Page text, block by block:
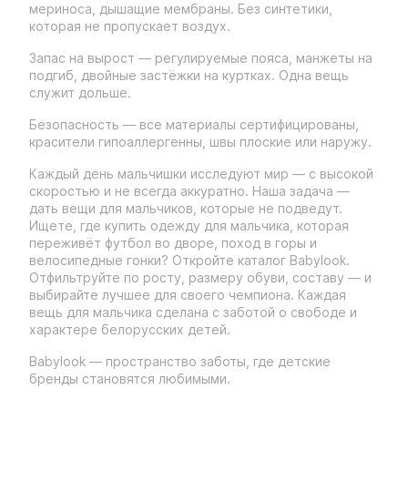
мериноса, дышащие мембраны. Без синтетики,
которая не пропускает воздух.
Запас на вырост — регулируемые пояса, манжеты на
подгиб, двойные застёжки на куртках. Одна вещь
служит дольше.
Безопасность — все материалы сертифицированы,
красители гипоаллергенны, швы плоские или наружу.
Каждый день мальчишки исследуют мир — с высокой
скоростью и не всегда аккуратно. Наша задача —
дать вещи для мальчиков, которые не подведут.
Ищете, где купить одежду для мальчика, которая
переживёт футбол во дворе, поход в горы и
велосипедные гонки? Откройте каталог Babylook.
Отфильтруйте по росту, размеру обуви, составу — и
выбирайте лучшее для своего чемпиона. Каждая
вещь для мальчика сделана с заботой о свободе и
характере белорусских детей.
Babylook — пространство заботы, где детские
бренды становятся любимыми.